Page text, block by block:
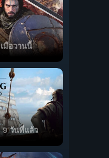
เมื่อวานนี้
9 วันที่แล้ว